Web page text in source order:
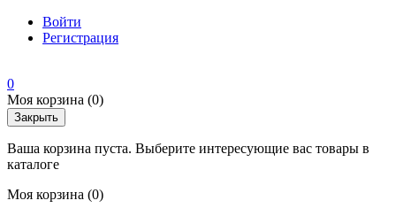
Войти
Регистрация
0
Моя корзина (0)
Закрыть
Ваша корзина пуста. Выберите интересующие вас товары в
каталоге
Моя корзина (0)